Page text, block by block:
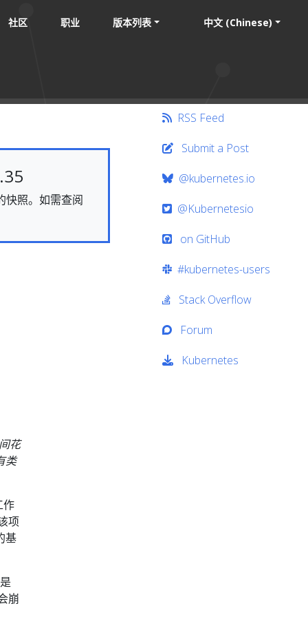
社区 职业 版本列表 中文 (Chinese)
快照。如需查阅
花
类
作
项
基
崩
RSS Feed
Submit a Post
@kubernetes.io
@Kubernetesio
on GitHub
#kubernetes-users
Stack Overflow
Forum
Kubernetes